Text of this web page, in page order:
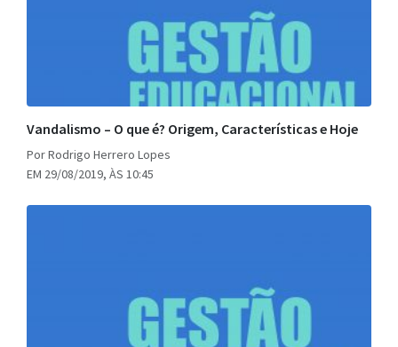
Vandalismo – O que é? Origem, Características e Hoje
Por Rodrigo Herrero Lopes
EM 29/08/2019, ÀS 10:45